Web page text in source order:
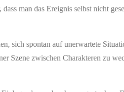
man das Ereignis selbst nicht
sich spontan auf unerwartete
Szene zwischen Charakteren zu